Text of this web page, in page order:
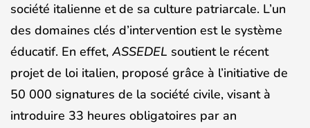
société italienne et de sa culture patriarcale. L’un
des domaines clés d’intervention est le système
éducatif. En effet, ASSEDEL soutient le récent
projet de loi italien, proposé grâce à l’initiative de
50 000 signatures de la société civile, visant à
introduire 33 heures obligatoires par an